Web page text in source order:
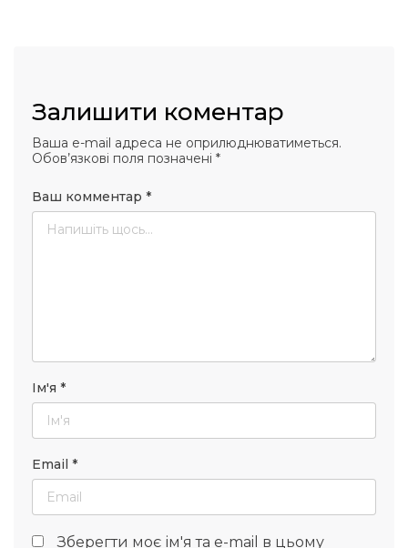
Залишити коментар
Ваша e-mail адреса не оприлюднюватиметься.
Обов’язкові поля позначені *
Ваш комментар *
Ім'я *
Email *
Зберегти моє ім'я та e-mail в цьому